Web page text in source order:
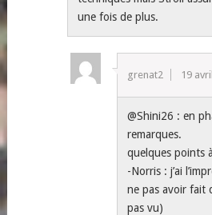
une fois de plus.
grenat2 19
@Shini26 : en
remarques.
quelques points
-Norris : j’ai
ne pas avoir fait
pas vu)